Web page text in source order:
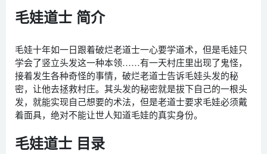
毛娃道士 简介
毛娃十年如一日跟着破烂老道士一心要学道术，但是毛娃只
学会了竖立头发这一种本领……有一天村庄里出现了鬼怪，
接着发生各种奇怪的事情，破烂老道士告诉毛娃头发的秘
密，让他去拯救村庄。其头发的秘密就是拔下自己的一根头
发，就能实现自己想要的术法，但是老道士要求毛娃必须戴
着面具，绝对不能让世人知道毛娃的真实身份。
毛娃道士 目录